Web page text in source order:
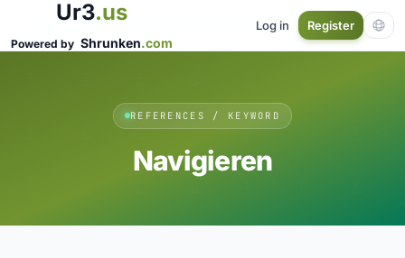
Ur3.us
Powered by Shrunken.com
Log in Register
REFERENCES / KEYWORD
Navigieren